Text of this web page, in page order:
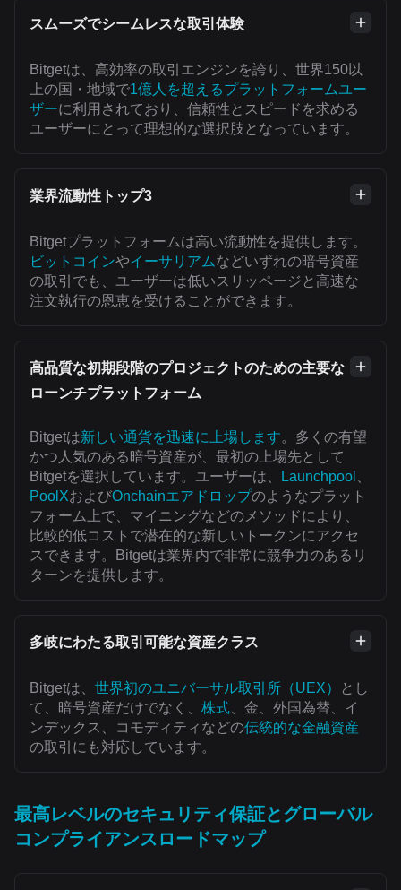
スムーズでシームレスな取引体験
Bitgetは、高効率の取引エンジンを誇り、世界150以
上の国・地域で1億人を超えるプラットフォームユー
ザーに利用されており、信頼性とスピードを求める
ユーザーにとって理想的な選択肢となっています。
業界流動性トップ3
Bitgetプラットフォームは高い流動性を提供します。
ビットコインやイーサリアムなどいずれの暗号資産
の取引でも、ユーザーは低いスリッページと高速な
注文執行の恩恵を受けることができます。
高品質な初期段階のプロジェクトのための主要な
ローンチプラットフォーム
Bitgetは新しい通貨を迅速に上場します。多くの有望
かつ人気のある暗号資産が、最初の上場先として
Bitgetを選択しています。ユーザーは、
Launchpool
PoolXおよびOnchainエアドロップのようなプラット
フォーム上で、マイニングなどのメソッドにより、
比較的低コストで潜在的な新しいトークンにアクセ
スできます。Bitgetは業界内で非常に競争力のあるリ
ターンを提供します。
多岐にわたる取引可能な資産クラス
Bitgetは、 世界初のユニバーサル取引所（UEX）
とし
て、暗号資産だけでなく、 株式 、金、外国為替、イ
ンデックス、コモディティなどの伝統的な金融資産
の取引にも対応しています。
最高レベルのセキュリティ保証とグローバル
コンプライアンスロードマップ